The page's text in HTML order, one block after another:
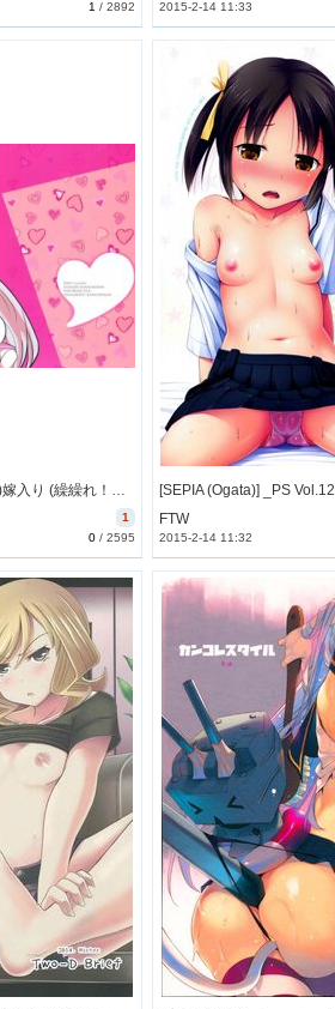
1 / 2892 2015-2-14 11:33
[RRO (るらっと)] 狐の(婿)嫁入り (繰繰れ！コックリさん) [22M]
1
0/ 2595
FTW
2015-2-14 11:32